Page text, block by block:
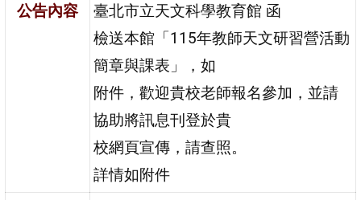
公告內容
臺北市立天文科學教育館 函
檢送本館「115年教師天文研習營活動
簡章與課表」，如
附件，歡迎貴校老師報名參加，並請
協助將訊息刊登於貴
校網頁宣傳，請查照。
詳情如附件